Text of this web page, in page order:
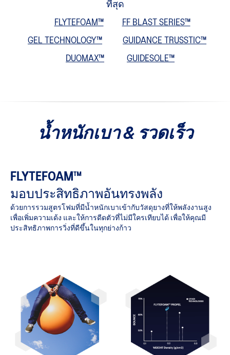
ที่สุด
FLYTEFOAM™ FF BLAST SERIES™
GEL TECHNOLOGY™ GUIDANCE TRUSSTIC™
DUOMAX™ GUIDESOLE™
น้ำหนักเบา & รวดเร็ว
FLYTEFOAM™
มอบประสิทธิภาพอันทรงพลัง
ด้วยการรวมสูตรโฟมที่มีน้ำหนักเบาเข้ากับวัสดุยางที่ให้พลังงานสูง
เพื่อเพิ่มความเด้ง และให้การดีดตัวที่ไม่มีใครเทียบได้ เพื่อให้คุณมี
ประสิทธิภาพการวิ่งที่ดีขึ้นในทุกย่างก้าว